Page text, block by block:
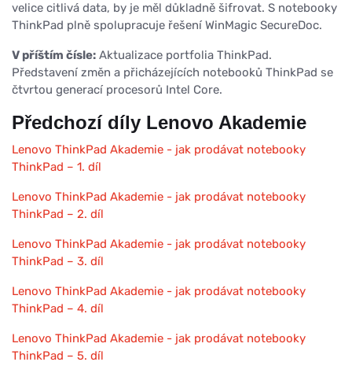
velice citlivá data, by je měl důkladně šifrovat. S notebooky
ThinkPad plně spolupracuje řešení WinMagic SecureDoc.
V příštím čísle: Aktualizace portfolia ThinkPad.
Představení změn a přicházejících notebooků ThinkPad se
čtvrtou generací procesorů Intel Core.
Předchozí díly Lenovo Akademie
Lenovo ThinkPad Akademie - jak prodávat notebooky
ThinkPad – 1. díl
Lenovo ThinkPad Akademie - jak prodávat notebooky
ThinkPad – 2. díl
Lenovo ThinkPad Akademie - jak prodávat notebooky
ThinkPad – 3. díl
Lenovo ThinkPad Akademie - jak prodávat notebooky
ThinkPad – 4. díl
Lenovo ThinkPad Akademie - jak prodávat notebooky
ThinkPad – 5. díl